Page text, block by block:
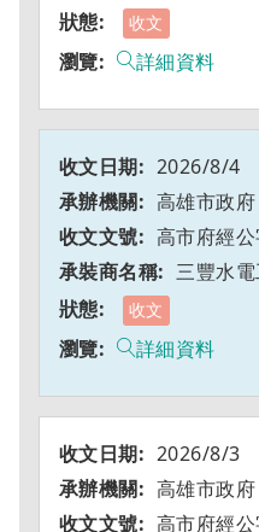
收文
詳細資料
2026/8/4
高雄市政府
高市府經
三豐水
收文
詳細資料
2026/8/3
高雄市政府
高市府經